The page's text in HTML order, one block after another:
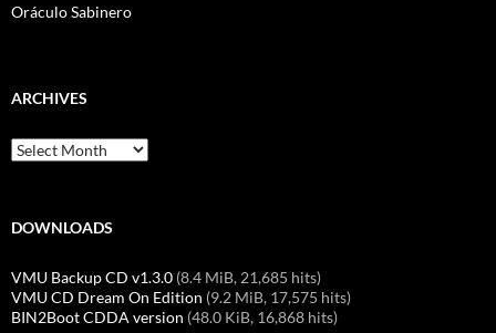
Oráculo Sabinero
ARCHIVES
Archives
DOWNLOADS
VMU Backup CD v1.3.0 (8.4 MiB, 21,685 hits)
VMU CD Dream On Edition (9.2 MiB, 17,575 hits)
BIN2Boot CDDA version (48.0 KiB, 16,868 hits)